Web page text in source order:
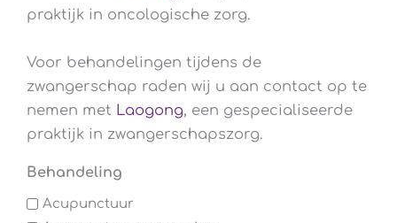
praktijk in oncologische zorg.
Voor behandelingen tijdens de
zwangerschap raden wij u aan contact op te
nemen met Laogong, een gespecialiseerde
praktijk in zwangerschapszorg.
Behandeling
Acupunctuur